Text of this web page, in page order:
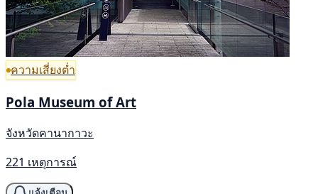
ความเสี่ยงต่ำ
Pola Museum of Art
จังหวัดคานากาวะ
221 เหตุการณ์